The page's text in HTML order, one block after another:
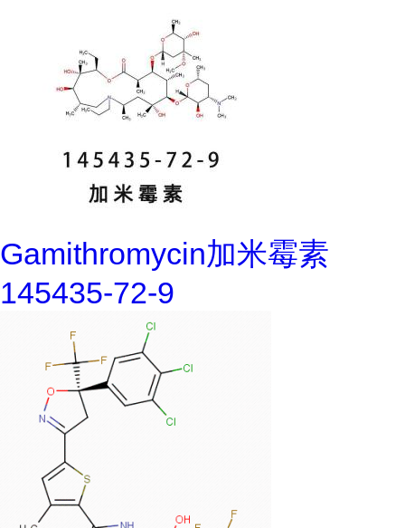
Gamithromycin加米霉素
145435-72-9